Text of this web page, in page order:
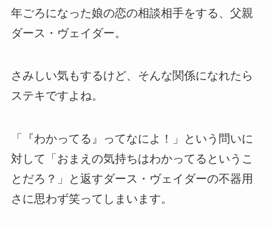
年ごろになった娘の恋の相談相手をする、父親
ダース・ヴェイダー。
さみしい気もするけど、そんな関係になれたら
ステキですよね。
「『わかってる』ってなによ！」という問いに
対して「おまえの気持ちはわかってるというこ
とだろ？」と返すダース・ヴェイダーの不器用
さに思わず笑ってしまいます。